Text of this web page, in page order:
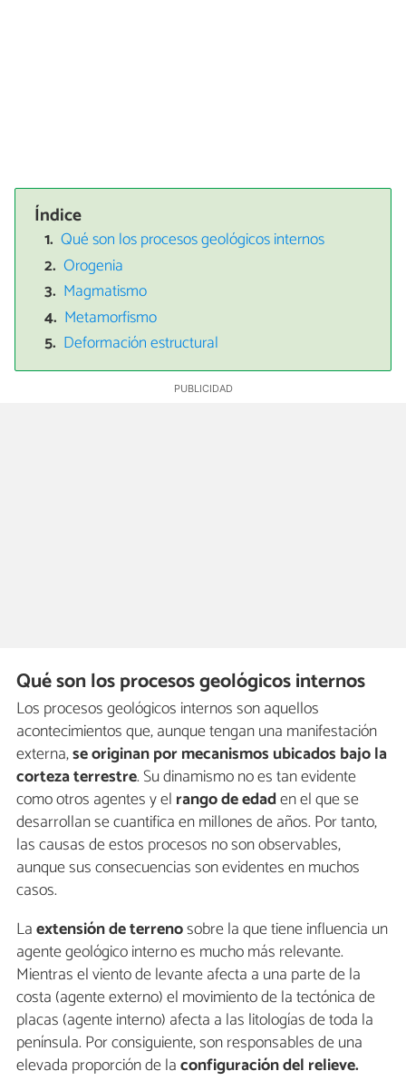
Índice
Qué son los procesos geológicos internos
Orogenia
Magmatismo
Metamorfismo
Deformación estructural
Qué son los procesos geológicos internos
Los procesos geológicos internos son aquellos
acontecimientos que, aunque tengan una manifestación
externa,se originan por mecanismos ubicados bajo la
corteza terrestre. Su dinamismo no es tan evidente
como otros agentes y el rango de edaden el que se
desarrollan se cuantifica en millones de años. Por tanto,
las causas de estos procesos no son observables,
aunque sus consecuencias son evidentes en muchos
casos.
Laextensión de terrenosobre la que tiene influencia un
agente geológico interno es mucho más relevante.
Mientras el viento de levante afecta a una parte de la
costa (agente externo) el movimiento de la tectónica de
placas (agente interno) afecta a las litologías de toda la
península. Por consiguiente, son responsables de una
elevada proporción de laconfiguración del relieve.